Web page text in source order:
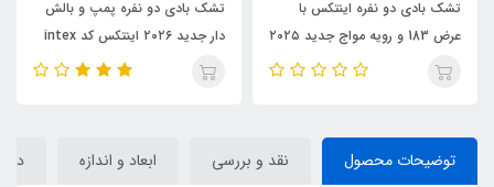
عرض 183 و رویه مواج جدید ۲۰۲۵
تشک بادی دو نفره پمپ و بالش
دار جدید ۲۰۲۶ اینتکس کد intex
64765
تشک بادی دو نفره
۲۰۲۵ با رویه جیر کد intex 6۴759
توضیحات محصول نقد و بررسی ابعاد و اندازه